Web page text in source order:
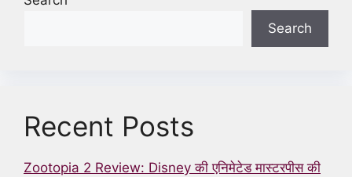
Search
Recent Posts
Zootopia 2 Review: Disney की एनिमेटेड मास्टरपीस की